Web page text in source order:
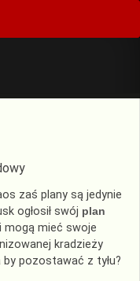
zaś plany są jedynie
ogłosił swój plan
mogą mieć swoje
kradzieży
pozostawać z tyłu?